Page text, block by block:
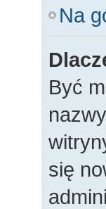
Na
Być
się